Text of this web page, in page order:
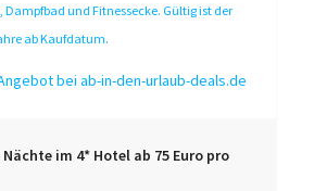
Dampfbad und Fitnessecke. Gültig ist der
ab Kaufdatum.
bei ab-in-den-urlaub-deals.de
im 4* Hotel ab 75 Euro pro